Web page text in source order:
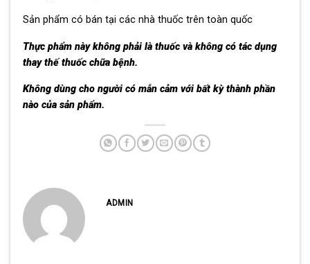
Sản phẩm có bán tại các nhà thuốc trên toàn quốc
Thực phẩm này không phải là thuốc và không có tác dụng
thay thế thuốc chữa bệnh.
Không dùng cho người có mẫn cảm với bất kỳ thành phần
nào của sản phẩm.
ADMIN